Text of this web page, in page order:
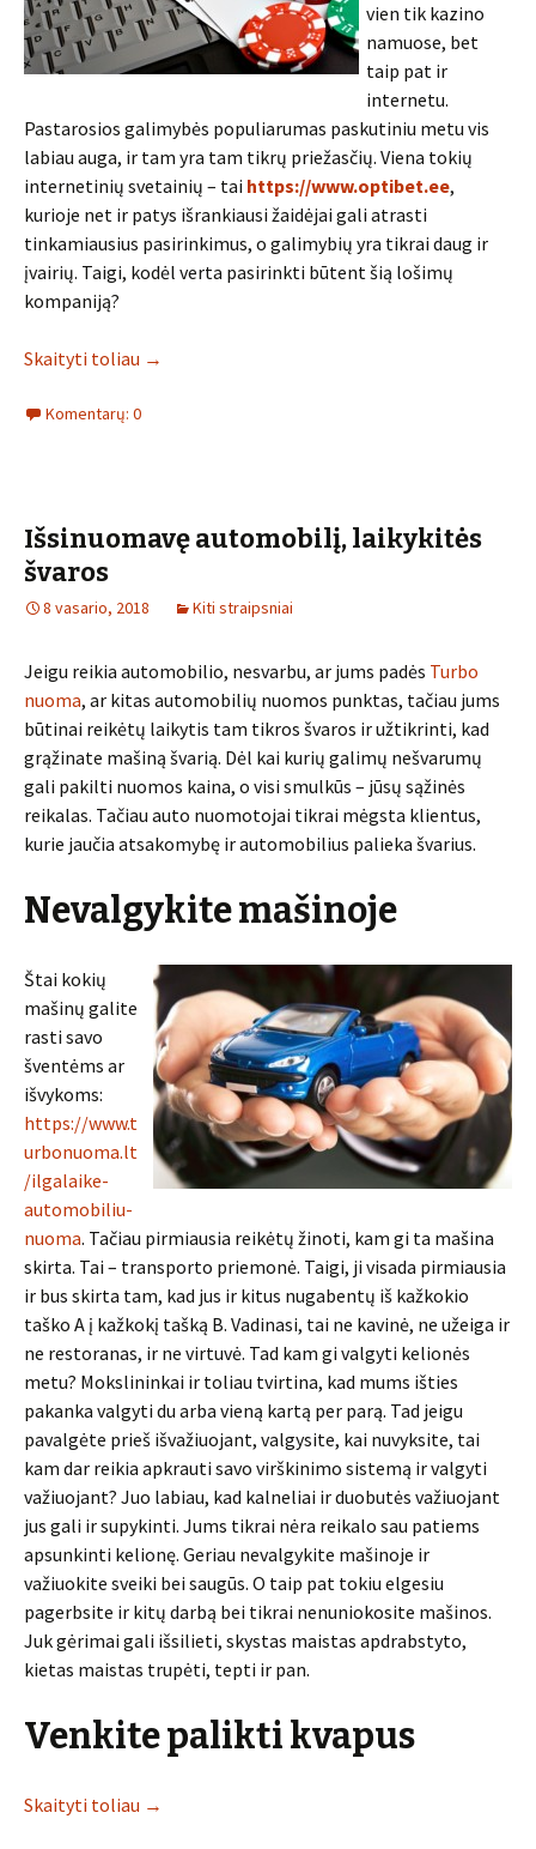
vien tik kazino
namuose, bet
taip pat ir
internetu.
Pastarosios galimybės populiarumas paskutiniu metu vis
labiau auga, ir tam yra tam tikrų priežasčių. Viena tokių
internetinių svetainių – tai https://www.optibet.ee,
kurioje net ir patys išrankiausi žaidėjai gali atrasti
tinkamiausius pasirinkimus, o galimybių yra tikrai daug ir
įvairių. Taigi, kodėl verta pasirinkti būtent šią lošimų
kompaniją?
Skaityti toliau →
Komentarų: 0
Išsinuomavę automobilį, laikykitės
švaros
8 vasario, 2018 Kiti straipsniai
Jeigu reikia automobilio, nesvarbu, ar jums padės Turbo
nuoma, ar kitas automobilių nuomos punktas, tačiau jums
būtinai reikėtų laikytis tam tikros švaros ir užtikrinti, kad
grąžinate mašiną švarią. Dėl kai kurių galimų nešvarumų
gali pakilti nuomos kaina, o visi smulkūs – jūsų sąžinės
reikalas. Tačiau auto nuomotojai tikrai mėgsta klientus,
kurie jaučia atsakomybę ir automobilius palieka švarius.
Nevalgykite mašinoje
Štai kokių
mašinų galite
rasti savo
šventėms ar
išvykoms:
https://www.t
urbonuoma.lt
/ilgalaike-
automobiliu-
nuoma. Tačiau pirmiausia reikėtų žinoti, kam gi ta mašina
skirta. Tai – transporto priemonė. Taigi, ji visada pirmiausia
ir bus skirta tam, kad jus ir kitus nugabentų iš kažkokio
taško A į kažkokį tašką B. Vadinasi, tai ne kavinė, ne užeiga ir
ne restoranas, ir ne virtuvė. Tad kam gi valgyti kelionės
metu? Mokslininkai ir toliau tvirtina, kad mums išties
pakanka valgyti du arba vieną kartą per parą. Tad jeigu
pavalgėte prieš išvažiuojant, valgysite, kai nuvyksite, tai
kam dar reikia apkrauti savo virškinimo sistemą ir valgyti
važiuojant? Juo labiau, kad kalneliai ir duobutės važiuojant
jus gali ir supykinti. Jums tikrai nėra reikalo sau patiems
apsunkinti kelionę. Geriau nevalgykite mašinoje ir
važiuokite sveiki bei saugūs. O taip pat tokiu elgesiu
pagerbsite ir kitų darbą bei tikrai nenuniokosite mašinos.
Juk gėrimai gali išsilieti, skystas maistas apdrabstyto,
kietas maistas trupėti, tepti ir pan.
Venkite palikti kvapus
Skaityti toliau →